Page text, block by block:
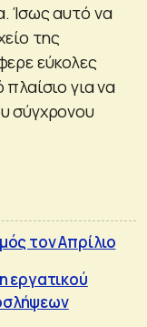
Ίσως αυτό να
της
εύκολες
για να
σύγχρονου
τον Απρίλιο
εργατικού